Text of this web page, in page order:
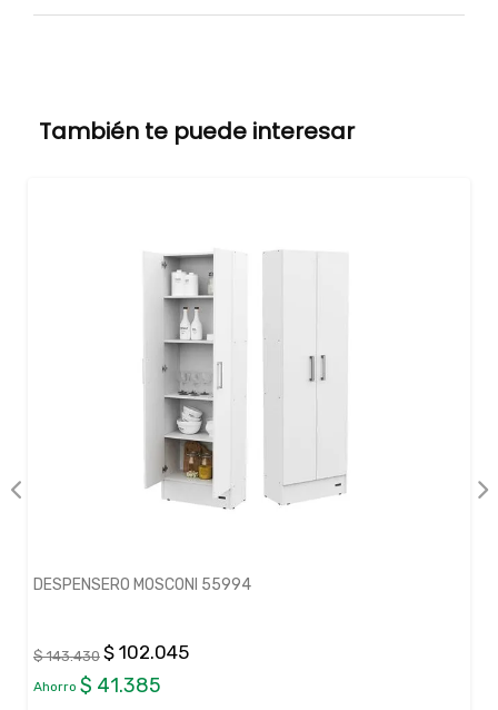
También te puede interesar
DESPENSERO MOSCONI 55994
$ 143.430 $ 102.045
Ahorro $ 41.385